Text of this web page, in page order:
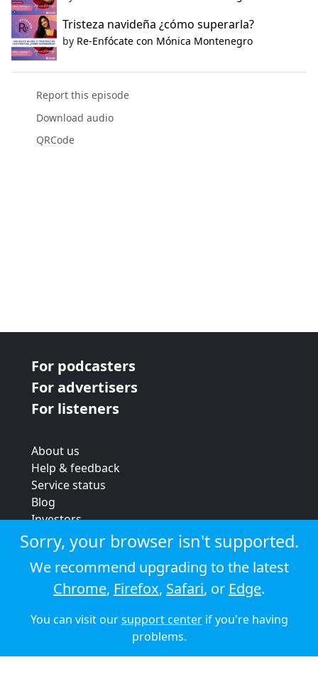
Tristeza navideña ¿cómo superarla?
by Re-Enfócate con Mónica Montenegro
Report this episode
Download audio
QRCode
For podcasters
For advertisers
For listeners
About us
Help & feedback
Service status
Blog
Investors
Strategic review
Terms & conditions
Privacy policy
Cookie policy
© 2026 Audioboom
Sorry, your browser isn't supported.
We recommend upgrading to the latest
Chrome, Firefox, Safari, or Edge.
You can visit oursupport centerif you're having
problems.